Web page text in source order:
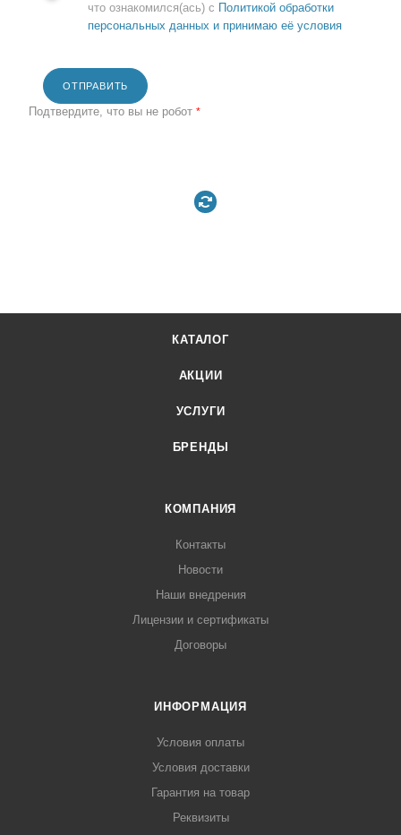
что ознакомился(ась) с Политикой обработки
персональных данных и принимаю её условия
ОТПРАВИТЬ
Подтвердите, что вы не робот *
КАТАЛОГ
АКЦИИ
УСЛУГИ
БРЕНДЫ
КОМПАНИЯ
Контакты
Новости
Наши внедрения
Лицензии и сертификаты
Договоры
ИНФОРМАЦИЯ
Условия оплаты
Условия доставки
Гарантия на товар
Реквизиты